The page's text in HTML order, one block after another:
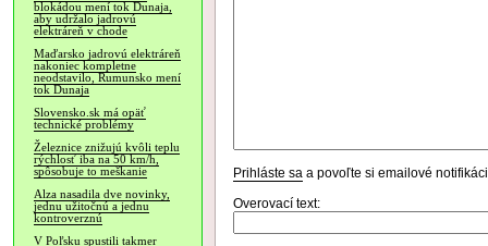
blokádou mení tok Dunaja,
aby udržalo jadrovú
elektráreň v chode
Maďarsko jadrovú elektráreň
nakoniec kompletne
neodstavilo, Rumunsko mení
tok Dunaja
Slovensko.sk má opäť
technické problémy
Železnice znižujú kvôli teplu
rýchlosť iba na 50 km/h,
spôsobuje to meškanie
Alza nasadila dve novinky,
jednu užitočnú a jednu
kontroverznú
V Poľsku spustili takmer
Prihláste sa a povoľte si emailové
Overovací text: